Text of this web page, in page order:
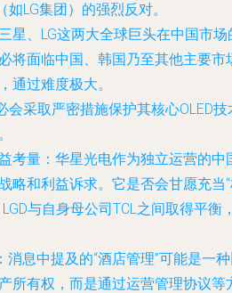
如LG集团）的强烈反对。
星、LG这两大全球巨头在中国市场
将面临中国、韩国乃至其他主要市
通过难度极大。
会采取严密措施保护其核心OLED技
考量 ：华星光电作为独立运营的中
略和利益诉求。它是否会甘愿充当
与自身母公司TCL之间取得平衡
：消息中提及的“酒店管理”可能是一
所有权，而是通过运营管理协议等